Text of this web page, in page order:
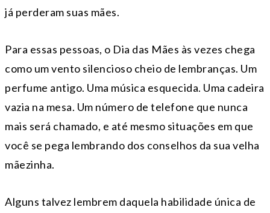
já perderam suas mães.
Para essas pessoas, o Dia das Mães às vezes chega
como um vento silencioso cheio de lembranças. Um
perfume antigo. Uma música esquecida. Uma cadeira
vazia na mesa. Um número de telefone que nunca
mais será chamado, e até mesmo situações em que
você se pega lembrando dos conselhos da sua velha
mãezinha.
Alguns talvez lembrem daquela habilidade única de